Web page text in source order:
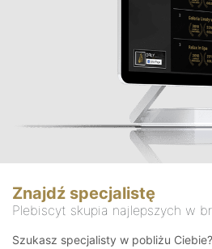
Znajdź specjalistę
Plebiscyt skupia najlepszych w
Szukasz specjalisty w pobliżu